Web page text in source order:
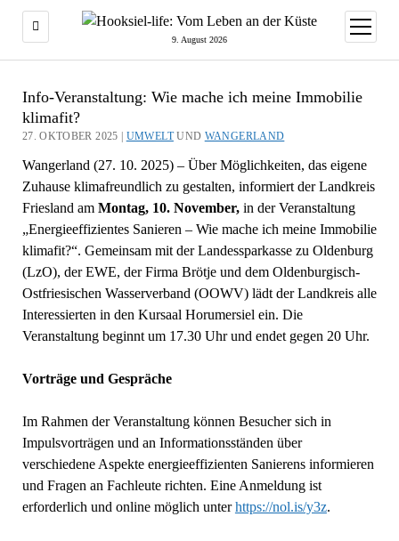
9. August 2026
Menü
öffnen
Info-Veranstaltung: Wie mache ich meine Immobilie
klimafit?
27. OKTOBER 2025 | UMWELTUND WANGERLAND
Wangerland (27. 10. 2025) – Über Möglichkeiten, das eigene
Zuhause klimafreundlich zu gestalten, informiert der Landkreis
Friesland am Montag, 10. November,in der Veranstaltung
„Energieeffizientes Sanieren – Wie mache ich meine Immobilie
klimafit?“. Gemeinsam mit der Landessparkasse zu Oldenburg
(LzO), der EWE, der Firma Brötje und dem Oldenburgisch-
Ostfriesischen Wasserverband (OOWV) lädt der Landkreis alle
Interessierten in den Kursaal Horumersiel ein. Die
Veranstaltung beginnt um 17.30 Uhr und endet gegen 20 Uhr.
Vorträge und Gespräche
Im Rahmen der Veranstaltung können Besucher sich in
Impulsvorträgen und an Informationsständen über
verschiedene Aspekte energieeffizienten Sanierens informieren
und Fragen an Fachleute richten. Eine Anmeldung ist
erforderlich und online möglich unterhttps://nol.is/y3z.